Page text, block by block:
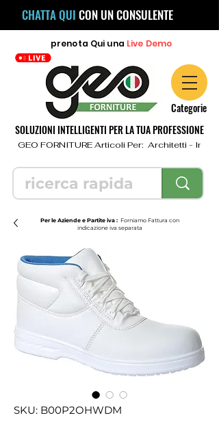
CHATTA QUI CON UN CONSULENTE
prenota Qui una Live Demo
Categorie
SOLUZIONI INTELLIGENTI PER LA TUA PROFESSIONE
GEO FORNITURE Articoli Per:  Architetti -
Per le Aziende e Partite iva : Forniamo Fattura con
indicazione iva separata
SKU: B00P2OHWDM